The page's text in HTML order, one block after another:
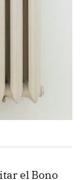
el Bono